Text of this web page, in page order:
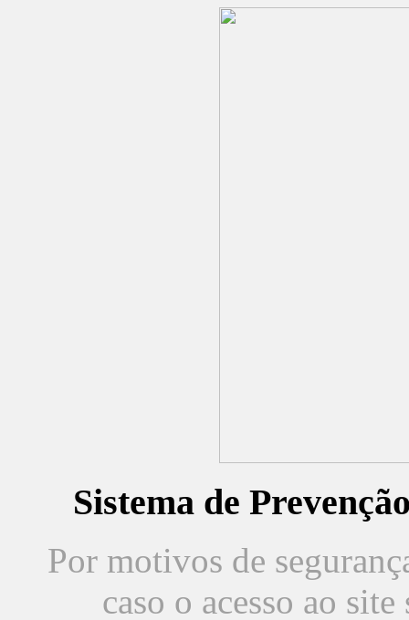
Sistema de
Por motivos de
caso o acesso ao